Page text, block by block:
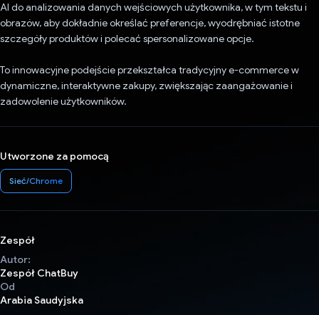
AI do analizowania danych wejściowych użytkownika, w tym tekstu i
obrazów, aby dokładnie określać preferencje, wyodrębniać istotne
szczegóły produktów i polecać spersonalizowane opcje.
To innowacyjne podejście przekształca tradycyjny e-commerce w
dynamiczne, interaktywne zakupy, zwiększając zaangażowanie i
zadowolenie użytkowników.
Utworzone za pomocą
Sieć/Chrome
Zespół
Autor:
Zespół ChatBuy
Od
Arabia Saudyjska